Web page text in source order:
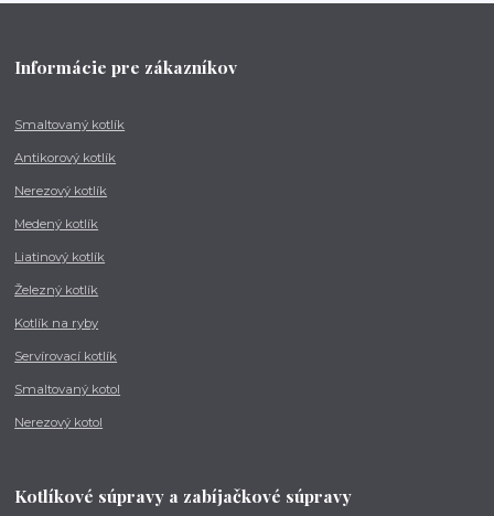
Informácie pre zákazníkov
Smaltovaný kotlík
Antikorový kotlík
Nerezový kotlík
Medený kotlík
Liatinový kotlík
Železný kotlík
Kotlík na ryby
Servírovací kotlík
Smaltovaný kotol
Nerezový kotol
Kotlíkové súpravy a zabíjačkové súpravy